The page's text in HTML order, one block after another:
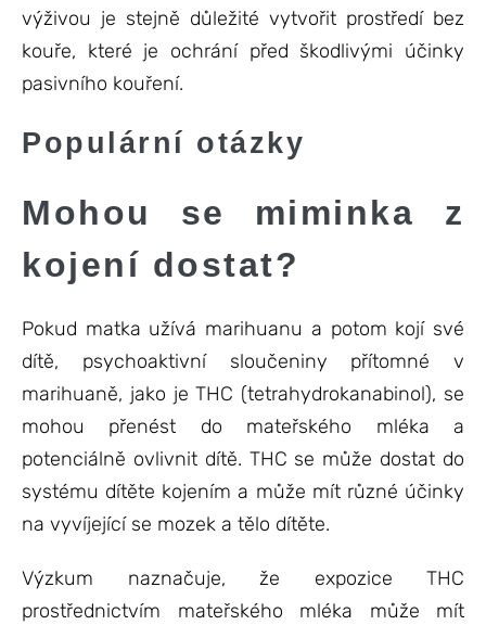
výživou je stejně důležité vytvořit prostředí bez
kouře, které je ochrání před škodlivými účinky
pasivního kouření.
Populární otázky
Mohou se miminka z
kojení dostat?
Pokud matka užívá marihuanu a potom kojí své
dítě, psychoaktivní sloučeniny přítomné v
marihuaně, jako je THC (tetrahydrokanabinol), se
mohou přenést do mateřského mléka a
potenciálně ovlivnit dítě. THC se může dostat do
systému dítěte kojením a může mít různé účinky
na vyvíjející se mozek a tělo dítěte.
Výzkum naznačuje, že expozice THC
prostřednictvím mateřského mléka může mít